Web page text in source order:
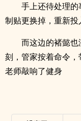
手上还待处理
制贴更换掉，重新投
而这边的褚懿
刻，管家按着命令
老师敲响了健身